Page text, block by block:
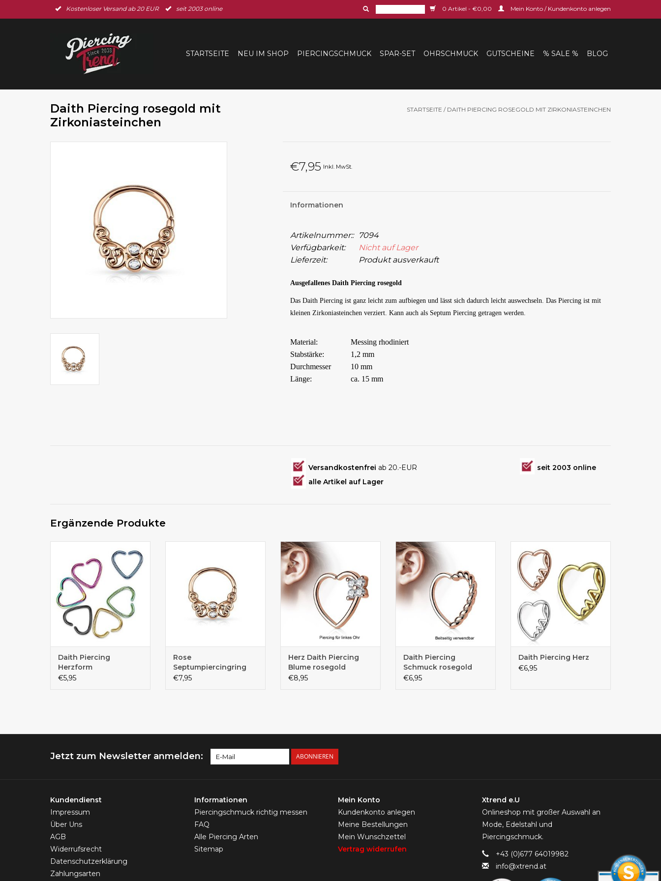
Kostenloser Versand ab 20 EUR seit 2003 online 0 Artikel - €0,00 Mein Konto / Kundenkonto anlegen
STARTSEITE NEU IM SHOP PIERCINGSCHMUCK SPAR-SET OHRSCHMUCK GUTSCHEINE % SALE % BLOG
Daith Piercing rosegold mit
Zirkoniasteinchen
STARTSEITE / DAITH PIERCING ROSEGOLD MIT ZIRKONIASTEINCHEN
€7,95 Inkl. MwSt.
Informationen
Artikelnummer::
7094
Verfügbarkeit:
Nicht auf Lager
Lieferzeit:
Produkt ausverkauft
Ausgefallenes Daith Piercing rosegold
Das Daith Piercing ist ganz leicht zum aufbiegen und lässt sich dadurch leicht auswechseln. Das Piercing ist mit
kleinen Zirkoniasteinchen verziert. Kann auch als Septum Piercing getragen werden.
Material:
Messing rhodiniert
Stabstärke:
1,2 mm
Durchmesser
10 mm
Länge:
ca. 15 mm
Versandkostenfrei ab 20.-EUR
seit 2003 online
alle Artikel auf Lager
Ergänzende Produkte
günstig kaufen
Daith Piercing
Herzform
€5,95
Rose
Septumpiercingring
zum aufbiegen
€7,95
Daith Piercing online kaufen
Herz Daith Piercing
Blume rosegold
€8,95
Daith Piercing günstig kaufen
Daith Piercing
Schmuck rosegold
€6,95
bestellen
Daith Piercing Herz
€6,95
Jetzt zum Newsletter anmelden: ABONNIEREN
Kundendienst
Impressum
Über Uns
AGB
Widerrufsrecht
Datenschutzerklärung
Zahlungsarten
Informationen
Piercingschmuck richtig messen
FAQ
Alle Piercing Arten
Sitemap
Mein Konto
Kundenkonto anlegen
Meine Bestellungen
Mein Wunschzettel
Vertrag widerrufen
Xtrend e.U
Onlineshop mit großer Auswahl an
Mode, Edelstahl und
Piercingschmuck.
+43 (0)677 64019982
info@xtrend.at